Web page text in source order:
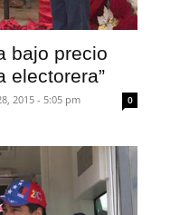
bajo precio
electorera”
2015 - 5:05 pm 0